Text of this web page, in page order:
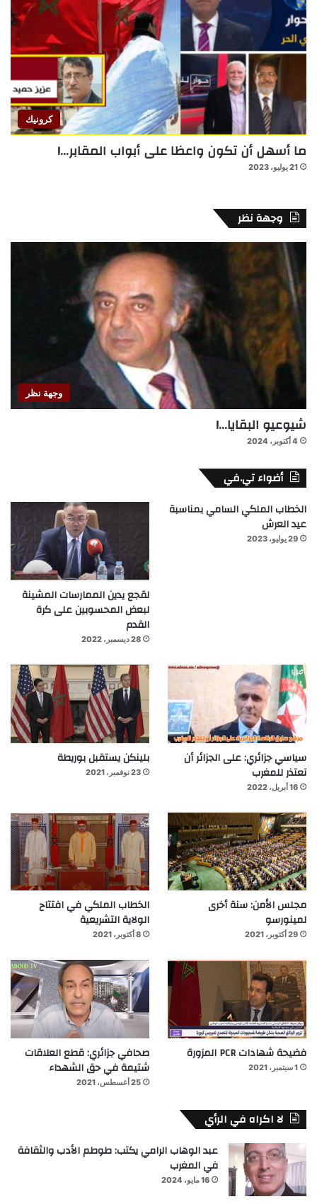
كرونيك
ما أسهل أن تكون واعظا على أبواب المقابر…!
21 يوليو، 2023
وجهة نظر
وجهة نظر
شيوعيو البقايا…!
4 أكتوبر، 2024
أضواء تي.في
الخطاب الملكي السامي بمناسبة
عيد العرش
29 يوليو، 2023
لقجع يدين الممارسات المشينة
لبعض المحسوبين على كرة
القدم
28 ديسمبر، 2022
سياسي جزائري: على الجزائر أن
تعتذر للمغرب
16 أبريل، 2022
بلينكن يستقبل بوريطة
23 نوفمبر، 2021
مجلس الأمن: سنة أخرى
لمينورسو
29 أكتوبر، 2021
الخطاب الملكي في افتتاح
الولاية التشريعية
8 أكتوبر، 2021
فضيحة شهادات PCR المزورة
1 سبتمبر، 2021
صحافي جزائري: قطع العلاقات
شتيمة في حق الشهداء
25 أغسطس، 2021
لا اكراه في الرأي
عبد الوهاب الرامي يكتب: طوطم الأدب والثقافة
في المغرب
16 مايو، 2024